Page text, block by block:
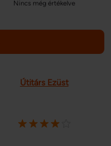
Nincs még értékelve
Útitárs Ezüst